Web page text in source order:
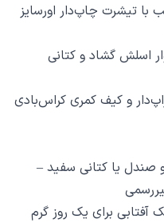
با تیشرت چاپ‌دار اورسایز
اسلش گشاد و کتانی
و کیف کمری کراس‌بادی
صندل یا کتانی سفید –
برای یک روز گرم